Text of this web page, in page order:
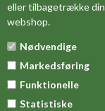
eller tilbagetrække
webshop.
Nødvendige
Markedsføring
Funktionelle
Statistiske
OM OS
MÅLESKEMA
DINE